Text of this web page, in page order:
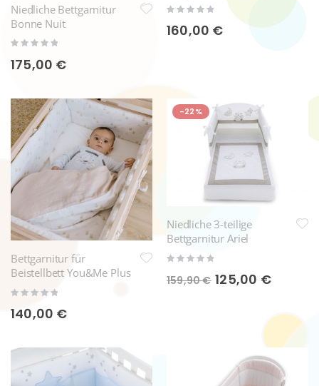
Niedliche Bettgarnitur
Bonne Nuit
Rating:
175,00 €
Rating:
160,00 €
Bettgarnitur für
Beistellbett You&Me Plus
Rating:
140,00 €
-22%
Niedliche 3-teilige
Bettgarnitur Ariel
Rating:
159,90 € Sonderpreis
125,00 €